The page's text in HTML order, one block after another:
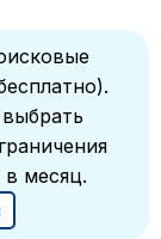
в месяц.